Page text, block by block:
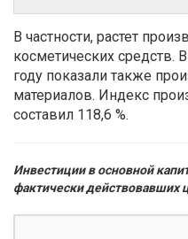
В частности, растет
косметических средств.
году показали также
материалов. Индекс
составил 118,6 %.
Инвестиции в основной
фактически действовавших